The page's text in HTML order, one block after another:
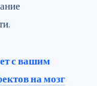
с вашим
на мозг